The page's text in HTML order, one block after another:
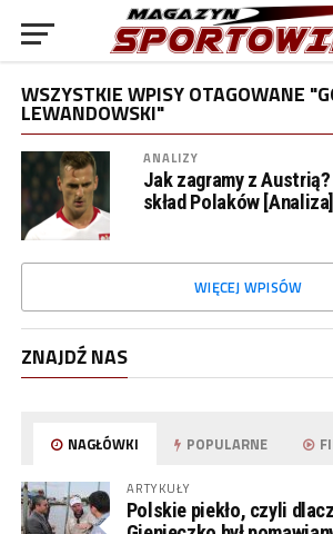
WSZYSTKIE WPISY OTAGOWANE
LEWANDOWSKI"
ANALIZY
Jak zagramy z
skład Polaków [Analiza]
WIĘCEJ WPISÓW
ZNAJDŹ NAS
NAGŁÓWKI POPULARNE
ARTYKUŁY
Polskie piekło, czyli